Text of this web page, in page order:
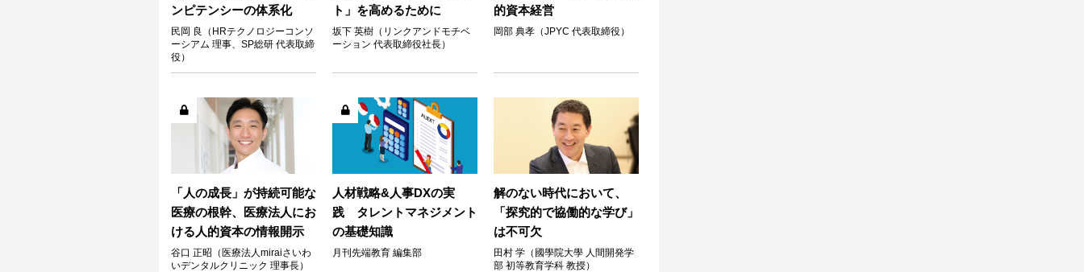
ンピテンシーの体系化
民岡 良（HRテクノロジーコンソ
ーシアム 理事、SP総研 代表取締
役）
ト」を高めるために
坂下 英樹（リンクアンドモチベ
ーション 代表取締役社長）
的資本経営
岡部 典孝（JPYC 代表取締役）
「人の成長」が持続可能な
医療の根幹、医療法人にお
ける人的資本の情報開示
谷口 正昭（医療法人miraiさいわ
いデンタルクリニック 理事長）
人材戦略&人事DXの実
践 タレントマネジメント
の基礎知識
月刊先端教育 編集部
解のない時代において、
「探究的で協働的な学び」
は不可欠
田村 学（國學院大學 人間開発学
部 初等教育学科 教授）